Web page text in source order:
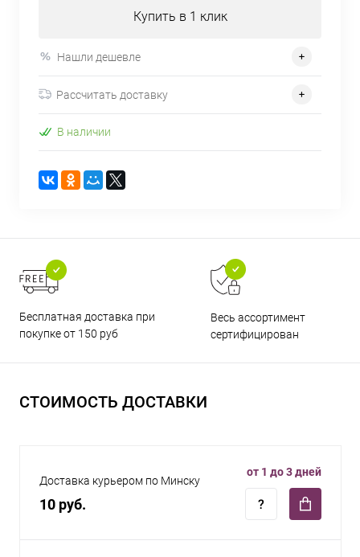
Купить в 1 клик
Нашли дешевле
Рассчитать доставку
В наличии
Бесплатная доставка при
покупке от 150 руб
Весь ассортимент
сертифицирован
СТОИМОСТЬ ДОСТАВКИ
Доставка курьером по Минску
10 руб.
от 1 до 3 дней